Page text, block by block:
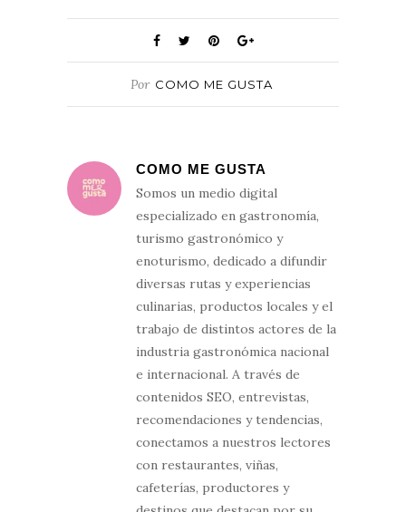
Por COMO ME GUSTA
COMO ME GUSTA
Somos un medio digital
especializado en gastronomía,
turismo gastronómico y
enoturismo, dedicado a difundir
diversas rutas y experiencias
culinarias, productos locales y el
trabajo de distintos actores de la
industria gastronómica nacional
e internacional. A través de
contenidos SEO, entrevistas,
recomendaciones y tendencias,
conectamos a nuestros lectores
con restaurantes, viñas,
cafeterías, productores y